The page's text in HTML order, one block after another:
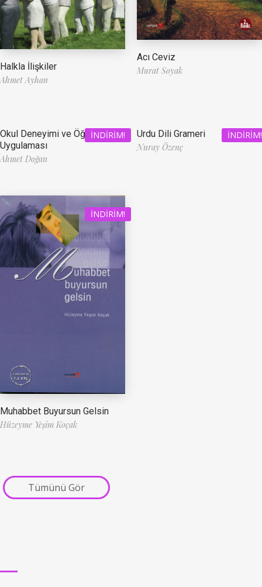
Halkla İlişkiler
Ahmet Ayhan
Acı Ceviz
Murat Soyak
İNDIRIM!
Okul Deneyimi ve Öğretmenlik
Uygulaması
Ahmet Doğan
İNDIRIM!
Urdu Dili Grameri
Nuray Özenç
İNDIRIM!
Muhabbet Buyursun Gelsin
Hüzeyme Yeşim Koçak
Tümünü Gör